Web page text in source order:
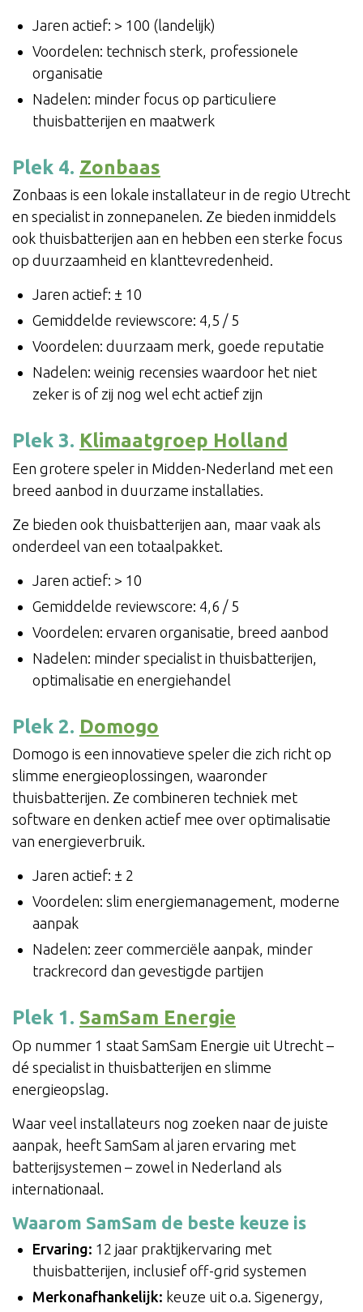
Jaren actief: > 100 (landelijk)
Voordelen: technisch sterk, professionele
organisatie
Nadelen: minder focus op particuliere
thuisbatterijen en maatwerk
Plek 4. Zonbaas
Zonbaas is een lokale installateur in de regio Utrecht
en specialist in zonnepanelen. Ze bieden inmiddels
ook thuisbatterijen aan en hebben een sterke focus
op duurzaamheid en klanttevredenheid.
Jaren actief: ± 10
Gemiddelde reviewscore: 4,5 / 5
Voordelen: duurzaam merk, goede reputatie
Nadelen: weinig recensies waardoor het niet
zeker is of zij nog wel echt actief zijn
Plek 3. Klimaatgroep Holland
Een grotere speler in Midden-Nederland met een
breed aanbod in duurzame installaties.
Ze bieden ook thuisbatterijen aan, maar vaak als
onderdeel van een totaalpakket.
Jaren actief: > 10
Gemiddelde reviewscore: 4,6 / 5
Voordelen: ervaren organisatie, breed aanbod
Nadelen: minder specialist in thuisbatterijen,
optimalisatie en energiehandel
Plek 2. Domogo
Domogo is een innovatieve speler die zich richt op
slimme energieoplossingen, waaronder
thuisbatterijen. Ze combineren techniek met
software en denken actief mee over optimalisatie
van energieverbruik.
Jaren actief: ± 2
Voordelen: slim energiemanagement, moderne
aanpak
Nadelen: zeer commerciële aanpak, minder
trackrecord dan gevestigde partijen
Plek 1. SamSam Energie
Op nummer 1 staat SamSam Energie uit Utrecht –
dé specialist in thuisbatterijen en slimme
energieopslag.
Waar veel installateurs nog zoeken naar de juiste
aanpak, heeft SamSam al jaren ervaring met
batterijsystemen – zowel in Nederland als
internationaal.
Waarom SamSam de beste keuze is
Ervaring: 12 jaar praktijkervaring met
thuisbatterijen, inclusief off-grid systemen
Merkonafhankelijk: keuze uit o.a. Sigenergy,